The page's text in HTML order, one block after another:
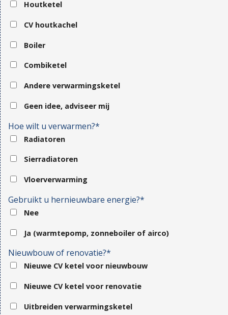
Houtketel
CV houtkachel
Boiler
Combiketel
Andere verwarmingsketel
Geen idee, adviseer mij
Hoe wilt u verwarmen?*
Radiatoren
Sierradiatoren
Vloerverwarming
Gebruikt u hernieuwbare energie?*
Nee
Ja (warmtepomp, zonneboiler of airco)
Nieuwbouw of renovatie?*
Nieuwe CV ketel voor nieuwbouw
Nieuwe CV ketel voor renovatie
Uitbreiden verwarmingsketel